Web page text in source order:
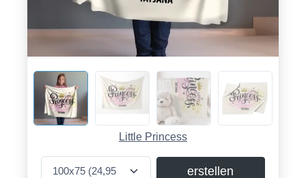
Little Princess
erstellen